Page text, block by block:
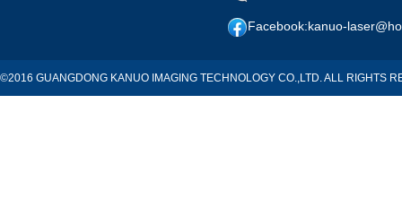
Facebook:kanuo-
©2016 GUANGDONG KANUO IMAGING TECHNOLOGY CO.,LTD. ALL RIGHTS